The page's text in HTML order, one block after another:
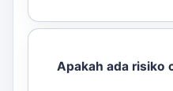
Apakah ada risiko